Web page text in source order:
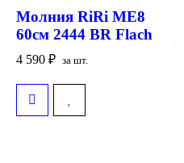
Молния RiRi ME8
60см 2444 BR Flach
4 590 ₽ за шт.